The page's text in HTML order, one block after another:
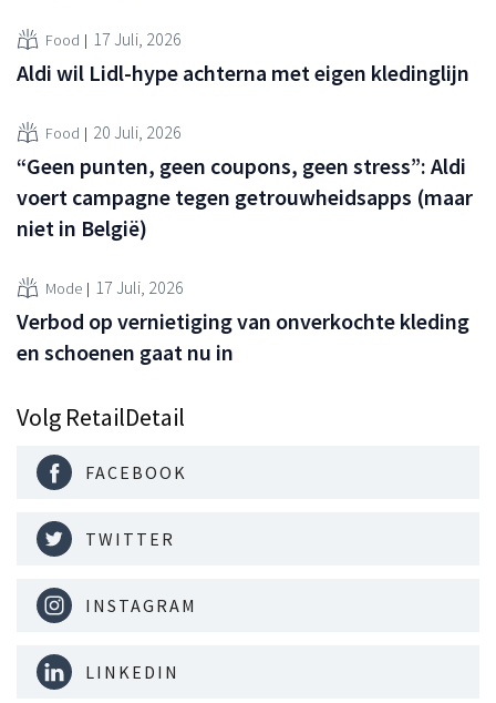
Food 17 Juli, 2026
Aldi wil Lidl-hype achterna met eigen kledinglijn
Food 20 Juli, 2026
“Geen punten, geen coupons, geen stress”: Aldi
voert campagne tegen getrouwheidsapps (maar
niet in België)
Mode 17 Juli, 2026
Verbod op vernietiging van onverkochte kleding
en schoenen gaat nu in
Volg RetailDetail
FACEBOOK
TWITTER
INSTAGRAM
LINKEDIN